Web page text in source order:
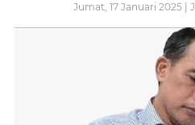
Jumat, 17 Januari 2025 |